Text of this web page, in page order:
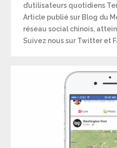
d’utilisateurs quotidiens
Article publié sur Blog du
réseau social chinois,
Suivez nous sur Twitter et